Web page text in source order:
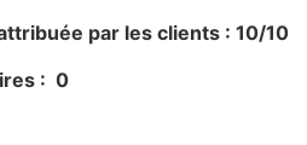
par les clients : 10/10
: 0